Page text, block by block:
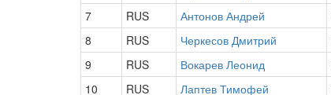
7
RUS Антонов Андрей
8
RUS Черкесов Дмитрий
9
RUS Вокарев Леонид
10
RUS Лаптев Тимофей